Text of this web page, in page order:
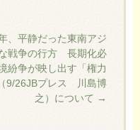
、平静だった東南アジ
戦争の行方 長期化必
紛争が映し出す「権力
9/26JBプレス 川島博
之）について →